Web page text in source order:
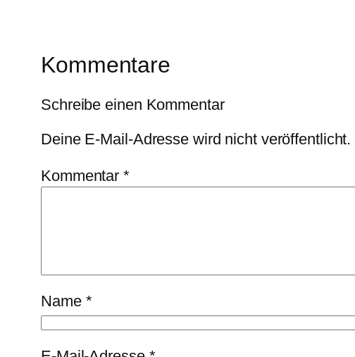
Kommentare
Schreibe einen Kommentar
Deine E-Mail-Adresse wird nicht veröffentlicht.
Kommentar*
Name *